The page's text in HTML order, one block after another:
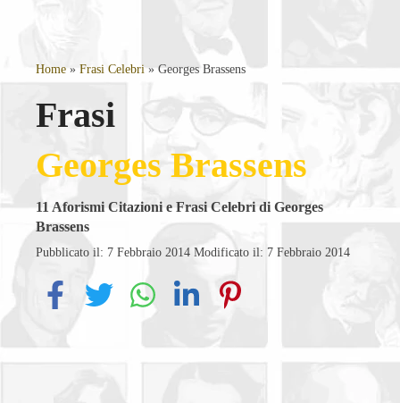
Home » Frasi Celebri »Georges Brassens
Frasi
Georges Brassens
11 Aforismi Citazioni e Frasi Celebri di Georges
Brassens
Pubblicato il: 7 Febbraio 2014 Modificato il: 7 Febbraio 2014